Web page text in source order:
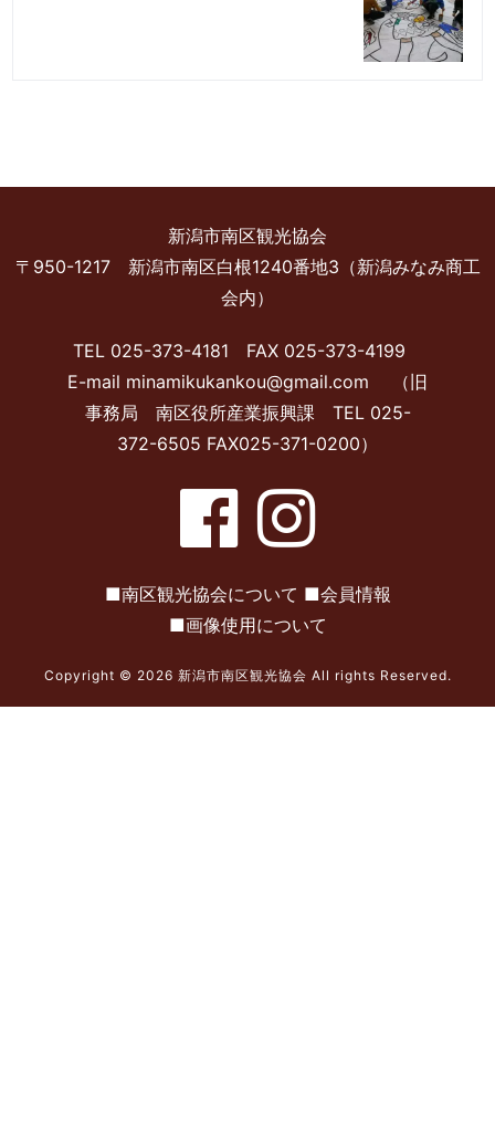
新潟市南区観光協会
〒950-1217 新潟市南区白根1240番地3（新潟みなみ商工
会内）
TEL 025-373-4181 FAX 025-373-4199
E-mail minamikukankou@gmail.com （旧
事務局 南区役所産業振興課 TEL 025-
372-6505 FAX025-371-0200）
■南区観光協会について ■会員情報
■画像使用について
Copyright © 2026 新潟市南区観光協会 All rights Reserved.